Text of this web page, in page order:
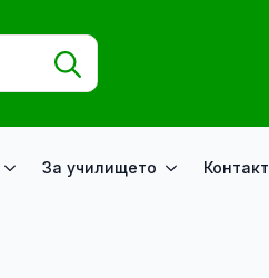
Search
За училището